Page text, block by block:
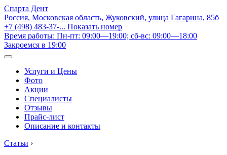
Спарта Дент
Россия, Московская область, Жуковский, улица Гагарина, 85б
+7 (498) 483-37-... Показать номер
Время работы: Пн-пт: 09:00—19:00; сб-вс: 09:00—18:00
Закроемся в 19:00
Услуги и Цены
Фото
Акции
Специалисты
Отзывы
Прайс-лист
Описание и контакты
Статьи ›